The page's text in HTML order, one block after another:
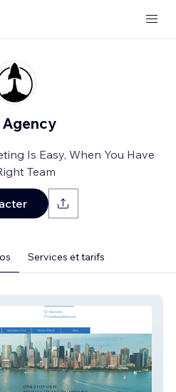
Agency
Is Easy, When You Have
Team
Services et tarifs